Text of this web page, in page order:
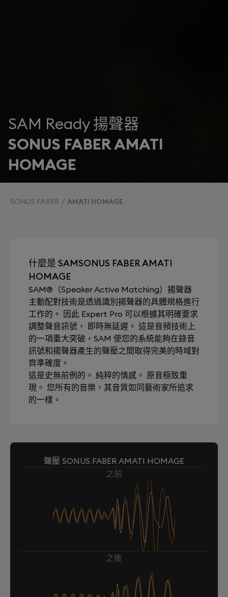
SAM Ready 揚聲器
SONUS FABER AMATI
HOMAGE
SONUS FABER AMATI HOMAGE
什麼是 SAMSONUS FABER AMATI
HOMAGE
SAM®（Speaker Active Matching）揚聲器
主動配對技術是透過識別揚聲器的具體規格進行
工作的。 因此 Expert Pro 可以根據其明確要求
調整聲音訊號， 即時無延遲。 這是音頻技術上
的一項重大突破，SAM 使您的系統能夠在錄音
訊號和揚聲器產生的聲壓之間取得完美的時域對
齊準確度。
這是史無前例的。 純粹的情感。 原音極致重
現。 您所有的音樂，其音質如同藝術家所追求
的一樣。
聲壓 SONUS FABER AMATI HOMAGE
之前
之後